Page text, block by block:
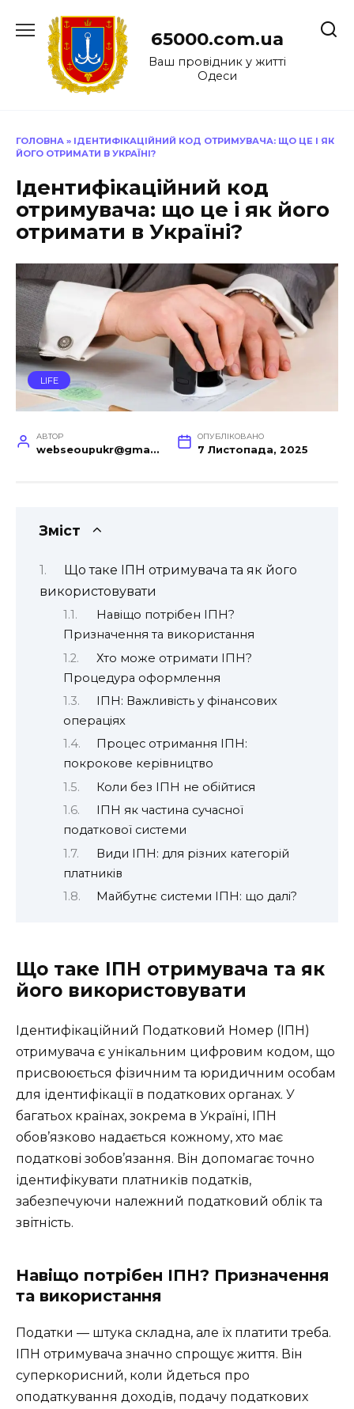
до
65000.com.ua
Ваш провідник у житті
Одеси
ГОЛОВНА » ІДЕНТИФІКАЦІЙНИЙ КОД ОТРИМУВАЧА: ЩО ЦЕ І ЯК
ЙОГО ОТРИМАТИ В УКРАЇНІ?
Ідентифікаційний код
отримувача: що це і як його
отримати в Україні?
LIFE
АВТОР
webseoupukr@gmail.com
ОПУБЛІКОВАНО
7 Листопада, 2025
Зміст
Що таке ІПН отримувача та як його
використовувати
Навіщо потрібен ІПН?
Призначення та використання
Хто може отримати ІПН?
Процедура оформлення
ІПН: Важливість у фінансових
операціях
Процес отримання ІПН:
покрокове керівництво
Коли без ІПН не обійтися
ІПН як частина сучасної
податкової системи
Види ІПН: для різних категорій
платників
Майбутнє системи ІПН: що далі?
Що таке ІПН отримувача та як
його використовувати
Ідентифікаційний Податковий Номер (ІПН)
отримувача є унікальним цифровим кодом, що
присвоюється фізичним та юридичним особам
для ідентифікації в податкових органах. У
багатьох країнах, зокрема в Україні, ІПН
обов’язково надається кожному, хто має
податкові зобов’язання. Він допомагає точно
ідентифікувати платників податків,
забезпечуючи належний податковий облік та
звітність.
Навіщо потрібен ІПН? Призначення
та використання
Податки — штука складна, але їх платити треба.
ІПН отримувача значно спрощує життя. Він
суперкорисний, коли йдеться про
оподаткування доходів, подачу податкових